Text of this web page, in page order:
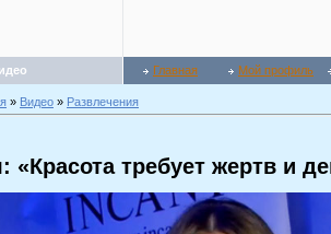
Главная Мой профиль
» Видео » Развлечения
«Красота требует жертв и